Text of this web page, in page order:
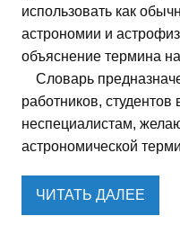
использовать как
астрономии и
объяснение термина
Словарь
работников, студентов
неспециалистам,
астрономической
ЧИТАТЬ ДАЛЕЕ